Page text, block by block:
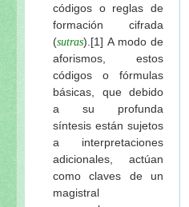
códigos o reglas de
formación cifrada
(sutras).[1] A modo de
aforismos, estos
códigos o fórmulas
básicas, que debido
a su profunda
síntesis están sujetos
a interpretaciones
adicionales, actúan
como claves de un
magistral